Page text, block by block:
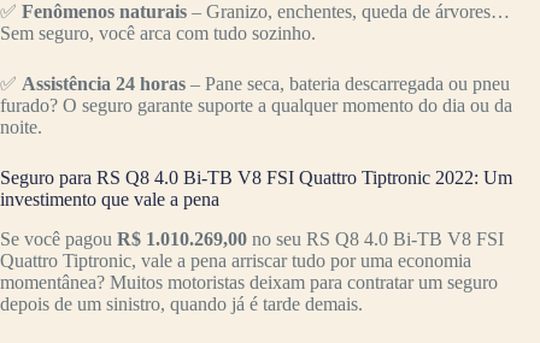
✅ Fenômenos naturais – Granizo, enchentes, queda de árvores…
Sem seguro, você arca com tudo sozinho.
✅ Assistência 24 horas – Pane seca, bateria descarregada ou pneu
furado? O seguro garante suporte a qualquer momento do dia ou da
noite.
Seguro para RS Q8 4.0 Bi-TB V8 FSI Quattro Tiptronic 2022: Um
investimento que vale a pena
Se você pagou R$ 1.010.269,00 no seu RS Q8 4.0 Bi-TB V8 FSI
Quattro Tiptronic, vale a pena arriscar tudo por uma economia
momentânea? Muitos motoristas deixam para contratar um seguro
depois de um sinistro, quando já é tarde demais.